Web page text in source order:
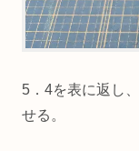
5．4を表に返し、
せる。